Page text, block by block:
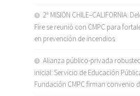
2ª MISIÓN CHILE–CALIFORNIA:
Fire se reunió con CMPC para
en prevención de incendios
Alianza público-privada
inicial: Servicio de Educación
Fundación CMPC firman convenio